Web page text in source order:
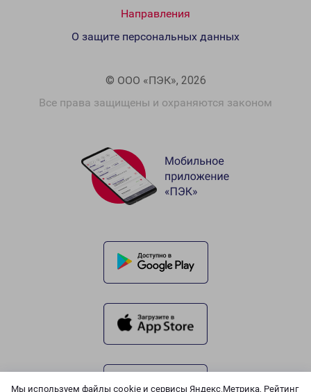
Мы используем файлы cookie и сервисы Яндекс.Метрика, Рейтинг
Направления
© ООО «ПЭК», 2026
Все права защищены и охраняются законом
О защите персональных данных